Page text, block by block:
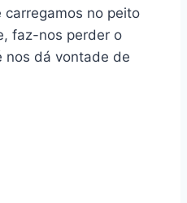
carregamos no peito
faz-nos perder o
nos dá vontade de